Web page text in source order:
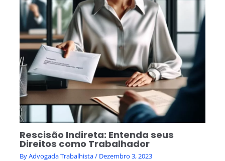
Rescisão Indireta: Entenda seus
Direitos como Trabalhador
ByAdvogada Trabalhista/ Dezembro 3, 2023